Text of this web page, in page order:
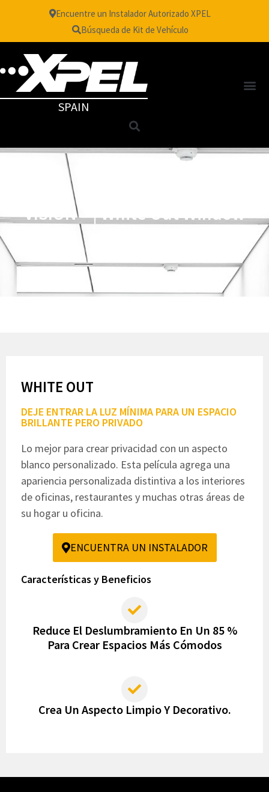
Encuentre un Instalador Autorizado XPEL
Búsqueda de Kit de Vehículo
SPAIN
VISIONTM | White Out Window
Film
WHITE OUT
DEJE ENTRAR LA LUZ MÍNIMA PARA UN ESPACIO
BRILLANTE PERO PRIVADO
Lo mejor para crear privacidad con un aspecto
blanco personalizado. Esta película agrega una
apariencia personalizada distintiva a los interiores
de oficinas, restaurantes y muchas otras áreas de
su hogar u oficina.
ENCUENTRA UN INSTALADOR
Características y Beneficios
Reduce El Deslumbramiento En Un 85 %
Para Crear Espacios Más Cómodos
Crea Un Aspecto Limpio Y Decorativo.